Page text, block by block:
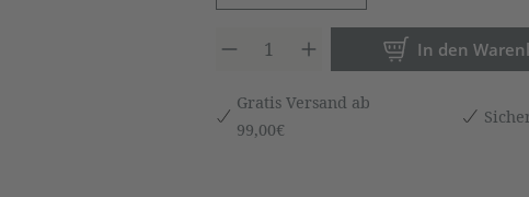
ProduktIn den
Gratis Versand ab
99,00€